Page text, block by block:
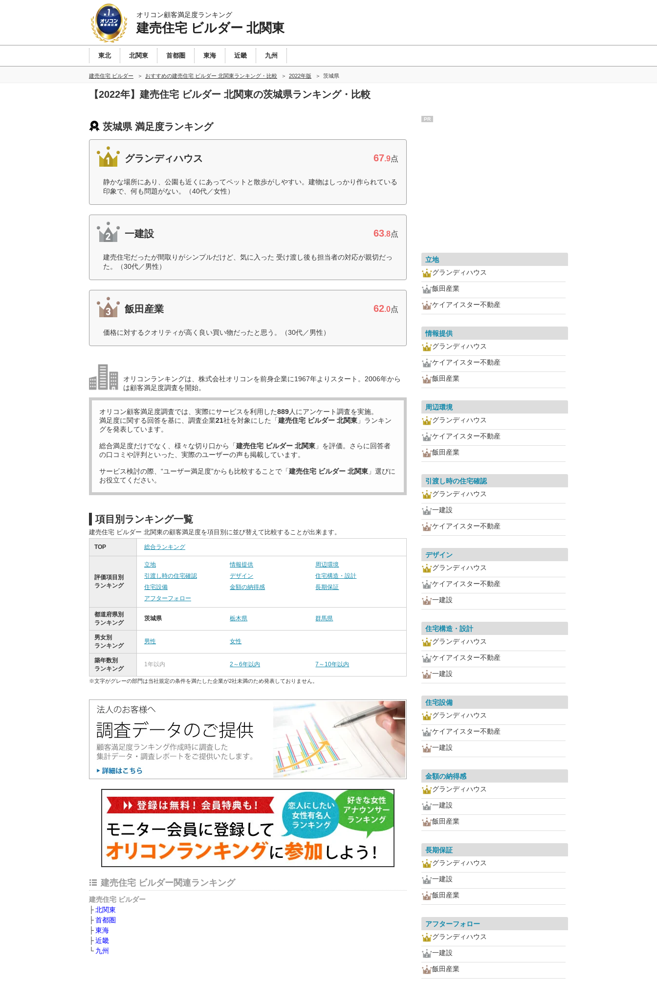
オリコン顧客満足度ランキング
建売住宅 ビルダー 北関東
東北 北関東 首都圏 東海 近畿 九州
建売住宅 ビルダー おすすめの建売住宅 ビルダー 北関東ランキング・比較 2022年版 茨城県
【2022年】建売住宅 ビルダー 北関東の茨城県ランキング・比較
茨城県 満足度ランキング
グランディハウス 67.9点
静かな場所にあり、公園も近くにあってペットと散歩がしやすい。建物はしっかり作られている
印象で、何も問題がない。（40代／女性）
一建設 63.8点
建売住宅だったが間取りがシンプルだけど、気に入った 受け渡し後も担当者の対応が親切だっ
た。（30代／男性）
飯田産業 62.0点
価格に対するクオリティが高く良い買い物だったと思う。（30代／男性）
オリコンランキングは、株式会社オリコンを前身企業に1967年よりスタート。2006年から
は顧客満足度調査を開始。
オリコン顧客満足度調査では、実際にサービスを利用した889人にアンケート調査を実施。
満足度に関する回答を基に、調査企業21社を対象にした「建売住宅 ビルダー 北関東 」ランキン
グを発表しています。
総合満足度だけでなく、様々な切り口から「建売住宅 ビルダー 北関東 」を評価。さらに回答者
の口コミや評判といった、実際のユーザーの声も掲載しています。
サービス検討の際、“ユーザー満足度”からも比較することで「建売住宅 ビルダー 北関東 」選びに
お役立てください。
項目別ランキング一覧
建売住宅 ビルダー 北関東の顧客満足度を項目別に並び替えて比較することが出来ます。
TOP 総合ランキング
評価項目別
ランキング
立地 情報提供
周辺環境
引渡し時の住宅確認
デザイン
住宅構造・設計
住宅設備
金額の納得感
長期保証
アフターフォロー
都道府県別
ランキング
茨城県 栃木県 群馬県
男女別
ランキング
男性 女性
築年数別
ランキング
1年以内 2～6年以内 7～10年以内
※文字がグレーの部門は当社規定の条件を満たした企業が2社未満のため発表しておりません。
建売住宅 ビルダー関連ランキング
建売住宅 ビルダー
北関東
首都圏
東海
近畿
九州
PR
立地
グランディハウス
飯田産業
ケイアイスター不動産
情報提供
グランディハウス
ケイアイスター不動産
飯田産業
周辺環境
グランディハウス
ケイアイスター不動産
飯田産業
引渡し時の住宅確認
グランディハウス
一建設
ケイアイスター不動産
デザイン
グランディハウス
ケイアイスター不動産
一建設
住宅構造・設計
グランディハウス
ケイアイスター不動産
一建設
住宅設備
グランディハウス
ケイアイスター不動産
一建設
金額の納得感
グランディハウス
一建設
飯田産業
長期保証
グランディハウス
一建設
飯田産業
アフターフォロー
グランディハウス
一建設
飯田産業